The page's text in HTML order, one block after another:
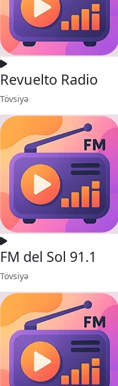
Revuelto Radio
Tövsiyə
FM del Sol 91.1
Tövsiyə